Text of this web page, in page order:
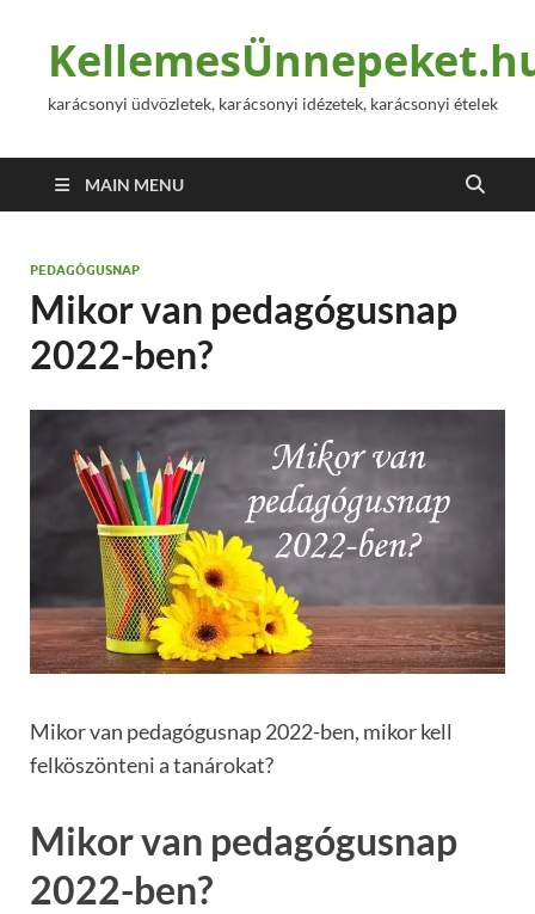
karácsonyi üdvözletek, karácsonyi idézetek, karácsonyi ételek
MAIN MENU
PEDAGÓGUSNAP
Mikor van pedagógusnap
2022-ben?
Mikor van pedagógusnap 2022-ben, mikor kell
felköszönteni a tanárokat?
Mikor van pedagógusnap
2022-ben?